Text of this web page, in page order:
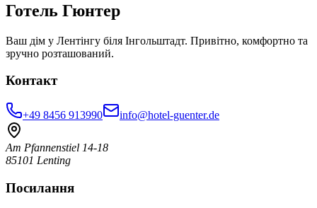
Готель Гюнтер
Ваш дім у Лентінгу біля Інгольштадт. Привітно, комфортно та
зручно розташований.
Контакт
+49 8456 913990 info@hotel-guenter.de
Am Pfannenstiel 14-18
85101 Lenting
Посилання